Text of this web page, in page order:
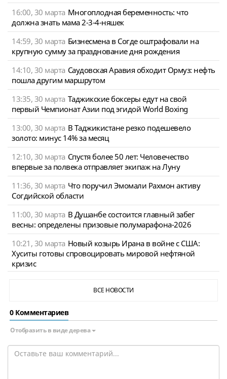
16:00, 30 марта Многоплодная беременность: что
должна знать мама 2-3-4-няшек
14:59, 30 марта Бизнесмена в Согде оштрафовали на
крупную сумму за празднование дня рождения
14:10, 30 марта Саудовская Аравия обходит Ормуз: нефть
пошла другим маршрутом
13:35, 30 марта Таджикские боксеры едут на свой
первый Чемпионат Азии под эгидой World Boxing
13:00, 30 марта В Таджикистане резко подешевело
золото: минус 14% за месяц
12:10, 30 марта Спустя более 50 лет: Человечество
впервые за полвека отправляет экипаж на Луну
11:36, 30 марта Что поручил Эмомали Рахмон активу
Согдийской области
11:00, 30 марта В Душанбе состоится главный забег
весны: определены призовые полумарафона-2026
10:21, 30 марта Новый козырь Ирана в войне с США:
Хуситы готовы спровоцировать мировой нефтяной
кризис
ВСЕ НОВОСТИ
0 Комментариев
Отобразить в виде дерева